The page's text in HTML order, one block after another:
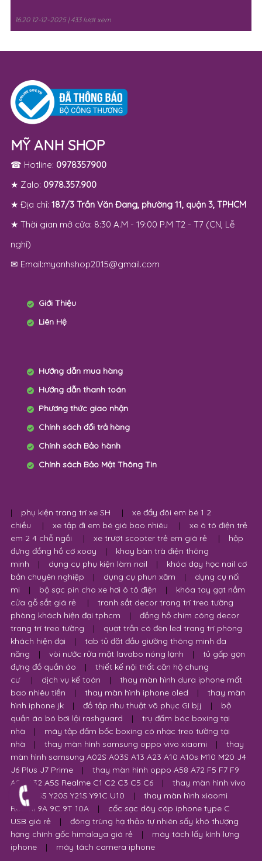
16:20 12-12-2025 | 433 lượt xem
MỸ ANH SHOP
☎ Hotline: 0978357900
★ Zalo: 0978.357.900
★ Địa chỉ: 187/3 Trần Văn Đang, phường 11, quận 3, TPHCM
★ Thời gian mở cửa: 8:30 A.M - 19:00 P.M T2 - T7 (CN, Lễ
nghỉ)
✉ Email:myanhshop2015@gmail.com
Giới Thiệu
Liên Hệ
Hướng dẫn mua hàng
Hướng dẫn thanh toán
Phương thức giao nhận
Chính sách đổi trả hàng
Chính sách Bảo hành
Chính sách Bảo Mật Thông Tin
| phụ kiện trang trí xe SH |
xe đẩy đôi em bé 1 2
chiều
| xe tập đi em bé giá bao nhiêu |
xe ô tô điện trẻ
em 2 4 chỗ ngồi
| xe trượt scooter trẻ em giá rẻ |
hộp
đựng đồng hồ cơ xoay
|
khay bàn trà điện thông
minh
| dụng cụ phụ kiện làm nail |
khóa dạy học nail cơ
bản chuyên nghiệp
| dụng cụ phun xăm |
dụng cụ nối
mi
| bộ sạc pin cho xe hơi ô tô điện |
khóa tay gạt nắm
cửa gỗ sắt giá rẻ
|
tranh sắt decor trang trí treo tường
phòng khách hiện đại tphcm
|
đồng hồ chim công decor
trang trí treo tường
|
quạt trần có đèn led trang trí phòng
khách hiện đại
|
tab tủ đặt đầu giường thông minh đa
năng
| vòi nước rửa mặt lavabo nóng lạnh |
tủ gấp gọn
đựng đồ quần áo
|
thiết kế nội thất căn hộ chung
cư
| dịch vụ kế toán |
thay màn hình dura iphone mất
bao nhiêu tiền
| thay màn hình iphone oled |
thay màn
hình iphone jk
| đồ tập nhu thuật võ phục GI bjj |
bộ
quần áo bó bơi lội rashguard
|
trụ đấm bóc boxing tại
nhà
|
máy tập đấm bốc boxing có nhạc treo tường tại
nhà
| thay màn hình samsung oppo vivo xiaomi |
thay
màn hình samsung A02S A03S A13 A23 A10 A10s M10 M20 J4
J6 Plus J7 Prime
|
thay màn hình oppo A58 A72 F5 F7 F9
A53 A32 A5S Realme C1 C2 C3 C5 C6
|
thay màn hình vivo
Y12S Y15S Y20S Y21S Y91C U10
|
thay màn hình xiaomi
Redmi 9A 9C 9T 10A
|
cốc sạc dây cáp iphone type C
USB giá rẻ
|
đông trùng hạ thảo tự nhiên sấy khô thượng
hạng chính gốc himalaya giá rẻ
|
máy tách lấy kính lưng
iphone
| máy tách camera iphone